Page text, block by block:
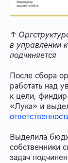
↑
в управлении
подчиняется
После сбора
работать над
к цели,
«Лука» и
Выделила
собственники
задач